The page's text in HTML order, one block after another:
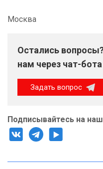
Москва
Остались
нам через чат-
Задать вопрос
Подписывайтесь на